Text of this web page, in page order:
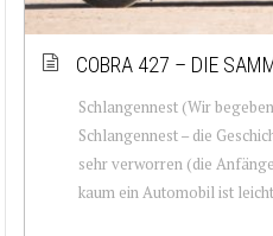
COBRA 427 – DIE
Schlangennest (Wir
Schlangennest – die
sehr verworren (die
kaum ein Automobil ist